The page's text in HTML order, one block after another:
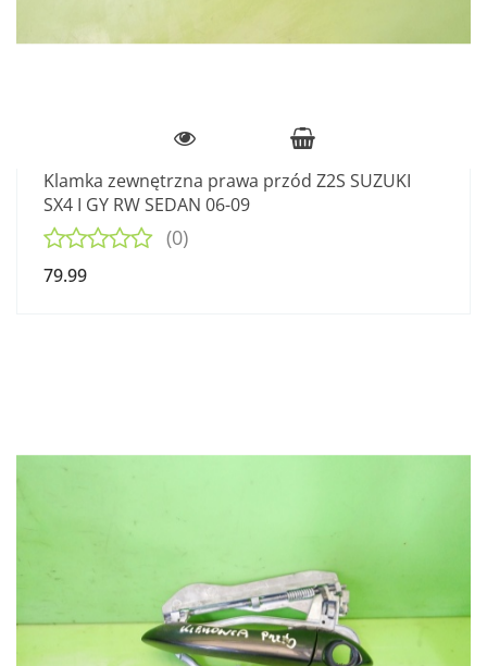
Klamka zewnętrzna prawa przód Z2S SUZUKI
SX4 I GY RW SEDAN 06-09
(0)
79.99